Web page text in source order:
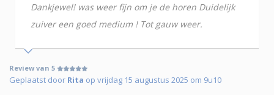
Dankjewel! was weer fijn om je de horen Duidelijk
zuiver een goed medium ! Tot gauw weer.
Review van 5
Geplaatst door Rita op vrijdag 15 augustus 2025 om 9u10